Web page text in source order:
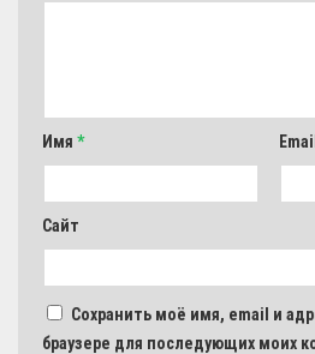
Имя * Email
Сайт
Сохранить моё имя, email и
браузере для последующих моих